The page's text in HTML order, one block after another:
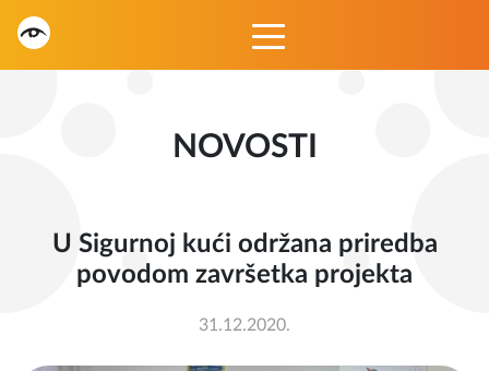
NOVOSTI
U Sigurnoj kući održana priredba
povodom završetka projekta
31.12.2020.